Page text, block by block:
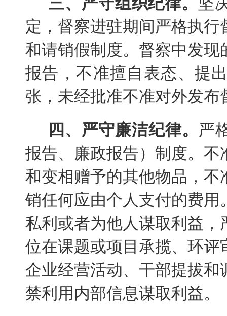
定，督察进驻期间严格执
和请销假制度。督察中发
报告，不准擅自表态、提
张，未经批准不准对外发
四、严守廉洁纪律。 严
报告、廉政报告）制度。
和变相赠予的其他物品，
销任何应由个人支付的费
私利或者为他人谋取利益
位在课题或项目承揽、环
企业经营活动、干部提拔
禁利用内部信息谋取利益。